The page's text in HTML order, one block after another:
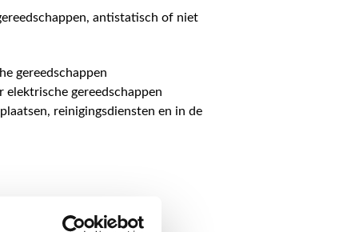
antistatisch of niet
gereedschappen
elektrische gereedschappen
reinigingsdiensten en in de